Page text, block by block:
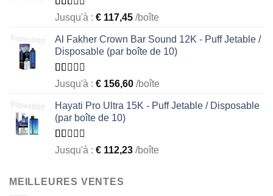
Rated
out
of 5
Jusqu'à : € 117,45 /boîte
Al Fakher Crown Bar Sound 12K - Puff Jetable /
Disposable (par boîte de 10)
Rated
out
of
5
Jusqu'à : € 156,60 /boîte
Hayati Pro Ultra 15K - Puff Jetable / Disposable
(par boîte de 10)
Rated
of
5
Jusqu'à : € 112,23 /boîte
MEILLEURES VENTES